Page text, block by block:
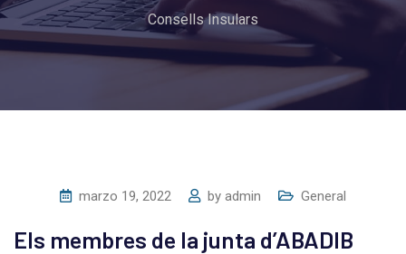
Consells Insulars
marzo 19, 2022 by admin General
Els membres de la junta d’ABADIB